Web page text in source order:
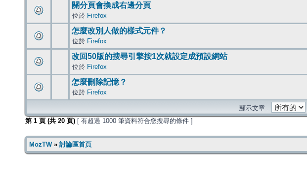
關分頁會換成右邊分頁
位於 Firefox
怎麼改別人做的樣式元件？
位於 Firefox
改回50版的搜尋引擎按1次就設定成預設網站
位於 Firefox
怎麼刪除記憶？
位於 Firefox
顯示文章 :
第 1 頁 (共 20 頁) [ 有超過 1000 筆資料符合您搜尋的條件 ]
MozTW» 討論區首頁